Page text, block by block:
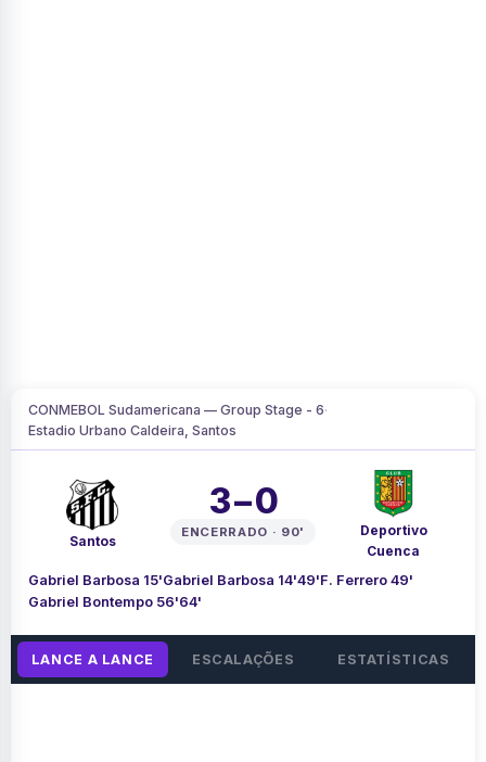
CONMEBOL Sudamericana — Group Stage - 6·
Estadio Urbano Caldeira, Santos
Santos
3 – 0
ENCERRADO · 90'
Deportivo
Cuenca
Gabriel Barbosa 15'Gabriel Barbosa 14'49'F. Ferrero 49'
Gabriel Bontempo 56'64'
LANCE A LANCE ESCALAÇÕES ESTATÍSTICAS